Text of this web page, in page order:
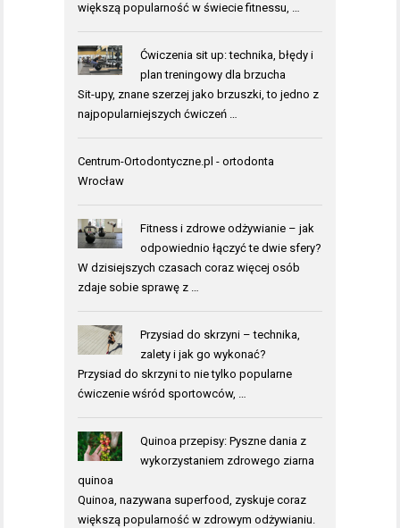
większą popularność w świecie fitnessu, …
Ćwiczenia sit up: technika, błędy i
plan treningowy dla brzucha
Sit-upy, znane szerzej jako brzuszki, to jedno z
najpopularniejszych ćwiczeń …
Centrum-Ortodontyczne.pl - ortodonta
Wrocław
Fitness i zdrowe odżywianie – jak
odpowiednio łączyć te dwie sfery?
W dzisiejszych czasach coraz więcej osób
zdaje sobie sprawę z …
Przysiad do skrzyni – technika,
zalety i jak go wykonać?
Przysiad do skrzyni to nie tylko popularne
ćwiczenie wśród sportowców, …
Quinoa przepisy: Pyszne dania z
wykorzystaniem zdrowego ziarna
quinoa
Quinoa, nazywana superfood, zyskuje coraz
większą popularność w zdrowym odżywianiu.